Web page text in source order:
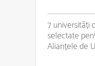
7 universități
selectate
Alianțele de